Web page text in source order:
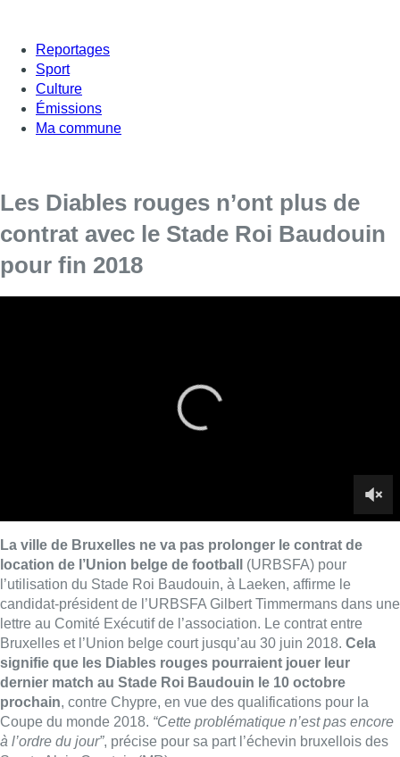
Reportages
Sport
Culture
Émissions
Ma commune
Les Diables rouges n’ont plus de
contrat avec le Stade Roi Baudouin
pour fin 2018
lettre au Comité Exécutif de l’association. Le contrat entre
Bruxelles et l’Union belge court jusqu’au 30 juin 2018.
signifie que les Diables rouges pourraient jouer leur
, précise pour sa part l’échevin bruxellois des
Sports Alain Courtois (MR).
Selon Timmermans, la Ville de Bruxelles a fait savoir à l’Union
belge mercredi dernier sa décision de ne pas prolonger le
contrat de location concernant le Stade Roi Baudouin. La
commune souhaiterait ainsi commencer les travaux autour
du projet Neo, porté par le futur bourgmestre Philippe
Close (PS) et qui doit être prêt pour 2021
Le complexe Neo sera installé sur le plateau du Heysel
proposera un centre commercial de 72.000 m², 9.000 m²
destinés à l’horeca, un cinéma, un jardin intérieur, des bureaux,
590 habitations, un parking sous-terrain et un parc à thèmes.